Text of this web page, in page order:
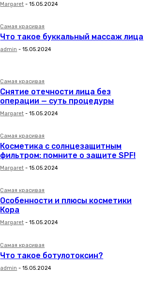
Margaret - 15.05.2024
Самая красивая
Что такое буккальный массаж лица
admin - 15.05.2024
Самая красивая
Снятие отечности лица без
операции — суть процедуры
Margaret - 15.05.2024
Самая красивая
Косметика с солнцезащитным
фильтром: помните о защите SPF!
Margaret - 15.05.2024
Самая красивая
Особенности и плюсы косметики
Кора
Margaret - 15.05.2024
Самая красивая
Что такое ботулотоксин?
admin - 15.05.2024